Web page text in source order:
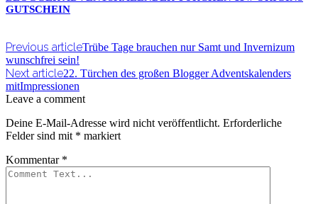
GUTSCHEIN
Previous articleTrübe Tage brauchen nur Samt und Invernizum
wunschfrei sein!
Next article22. Türchen des großen Blogger Adventskalenders
mitImpressionen
Leave a comment
Deine E-Mail-Adresse wird nicht veröffentlicht. Erforderliche
Felder sind mit * markiert
Kommentar *